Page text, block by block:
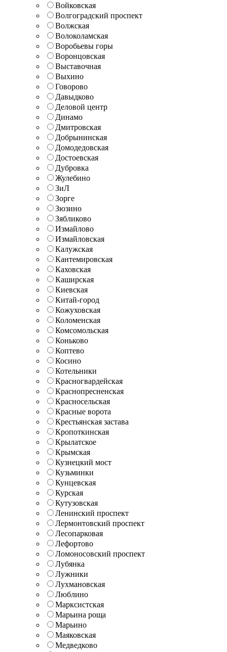
Войковская
Волгоградский проспект
Волжская
Волоколамская
Воробьевы горы
Воронцовская
Выставочная
Выхино
Говорово
Давыдково
Деловой центр
Динамо
Дмитровская
Добрынинская
Домодедовская
Достоевская
Дубровка
Жулебино
ЗиЛ
Зорге
Зюзино
Зябликово
Измайлово
Измайловская
Калужская
Кантемировская
Каховская
Каширская
Киевская
Китай-город
Кожуховская
Коломенская
Комсомольская
Коньково
Коптево
Косино
Котельники
Красногвардейская
Краснопресненская
Красносельская
Красные ворота
Крестьянская застава
Кропоткинская
Крылатское
Крымская
Кузнецкий мост
Кузьминки
Кунцевская
Курская
Кутузовская
Ленинский проспект
Лермонтовский проспект
Лесопарковая
Лефортово
Ломоносовский проспект
Лубянка
Лужники
Лухмановская
Люблино
Марксистская
Марьина роща
Марьино
Маяковская
Медведково